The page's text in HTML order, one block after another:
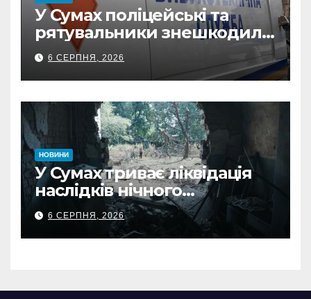
У Сумах поліцейські та
рятувальники знешкодили
500-кілограмову авіабомбу
росіян
6 СЕРПНЯ, 2026
НОВИНИ
У Сумах триває ліквідація
наслідків нічного
масованого удару КАБами
6 СЕРПНЯ, 2026